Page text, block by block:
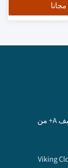
معتمد بتصنيف A+ من